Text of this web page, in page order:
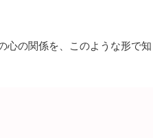
心の関係を、このような形で知